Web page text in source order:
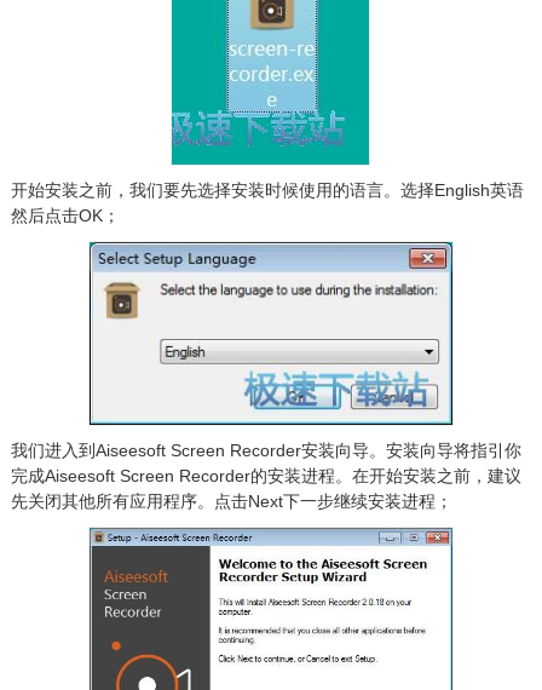
开始安装之前，我们要先选择安装时候使用的语言。选择English英语
然后点击OK；
我们进入到Aiseesoft Screen Recorder安装向导。安装向导将指引你
完成Aiseesoft Screen Recorder的安装进程。在开始安装之前，建议
先关闭其他所有应用程序。点击Next下一步继续安装进程；